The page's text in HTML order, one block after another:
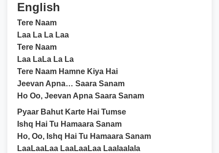
English
Tere Naam
Laa La La Laa
Tere Naam
Laa LaLa La La
Tere Naam Hamne Kiya Hai
Jeevan Apna… Saara Sanam
Ho Oo, Jeevan Apna Saara Sanam
Pyaar Bahut Karte Hai Tumse
Ishq Hai Tu Hamaara Sanam
Ho, Oo, Ishq Hai Tu Hamaara Sanam
LaaLaaLaa LaaLaaLaa Laalaalala